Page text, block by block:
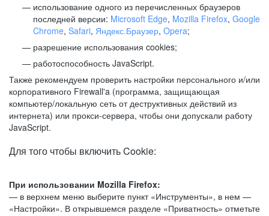
использование одного из перечисленных браузеров
последней версии: Microsoft Edge, Mozilla Firefox, Google
Chrome, Safari, Яндекс.Браузер, Opera;
разрешение использования cookies;
работоспособность JavaScript.
Также рекомендуем проверить настройки персонального и/или
корпоративного Firewall'a (программа, защищающая
компьютер/локальную сеть от деструктивных действий из
интернета) или прокси-сервера, чтобы они допускали работу
JavaScript.
Для того чтобы включить Cookie:
При использовании Mozilla Firefox:
— в верхнем меню выберите пункт «Инструменты», в нем —
«Настройки». В открывшемся разделе «Приватность» отметьте